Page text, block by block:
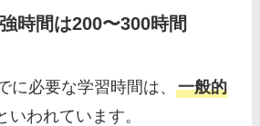
時間は200〜300時間
に必要な学習時間は、一般的
いわれています。